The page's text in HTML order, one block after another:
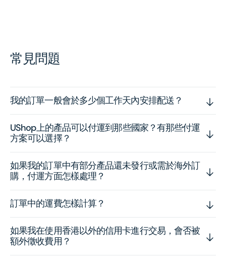
常見問題
我的訂單一般會於多少個工作天內安排配送？
UShop上的產品可以付運到那些國家？有那些付運
方案可以選擇？
如果我的訂單中有部分產品還未發行或需於海外訂
購，付運方面怎樣處理？
訂單中的運費怎樣計算？
如果我在使用香港以外的信用卡進行交易，會否被
額外徵收費用？